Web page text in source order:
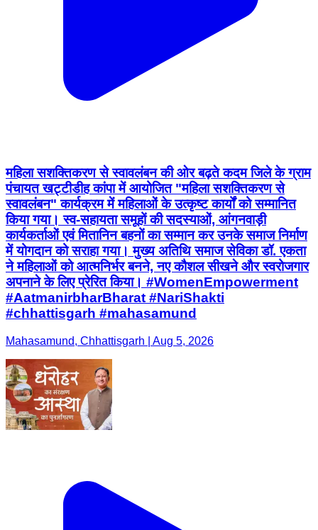
महिला सशक्तिकरण से स्वावलंबन की ओर बढ़ते कदम जिले के ग्राम
में योगदान को सराहा गया। मुख्य अतिथि समाज सेविका डॉ. एकता
ने महिलाओं को आत्मनिर्भर बनने, नए कौशल सीखने और स्वरोजगार
अपनाने के लिए प्रेरित किया। #WomenEmpowerment
#AatmanirbharBharat #NariShakti
#chhattisgarh #mahasamund
Mahasamund, Chhattisgarh | Aug 5, 2026